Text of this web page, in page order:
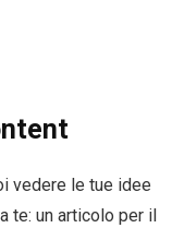
vedere le tue idee
te: un articolo per il